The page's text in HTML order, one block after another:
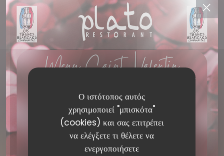
Ο ιστότοπος αυτός
χρησιμοποιεί "μπισκότα"
(cookies) και σας επιτρέπει
να ελέγξετε τι θέλετε να
ενεργοποιήσετε